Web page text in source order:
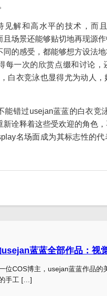
见解和高水平的技术，而
场景还能够贴切地再现源
的感受，都能够想方设法
每一次的欣赏点缀和讨论，
衣竞泳也显得尤为动人，
能错过usejan蓝蓝的白衣竞
诠释着这些受欢迎的角色
名场面成为其标志性的
蓝蓝全部作品：视
位COS博主，usejan蓝蓝作品的
手工 […]